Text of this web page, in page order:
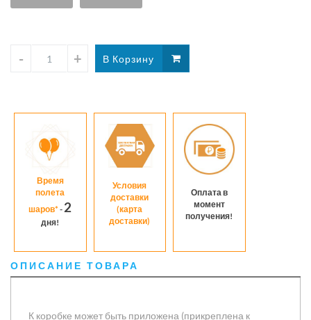
Время
полета
шаров*- 2
дня!
Условия
доставки
(карта
доставки)
Оплата в
момент
получения!
ОПИСАНИЕ ТОВАРА
К коробке может быть приложена (прикреплена к